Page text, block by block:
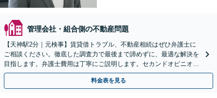
管理会社・組合側の不動産問題
【天神駅2分｜元検事】賃貸借トラブル、不動産相続はぜひ弁護士に
ご相談ください。徹底した調査力で最後まで諦めずに、最適な解決を
目指します。弁護士費用は丁寧にご説明します。セカンドオピニオン
可【休日・夜間相談可｜出張相談＆WEB面談可】
料金表を見る